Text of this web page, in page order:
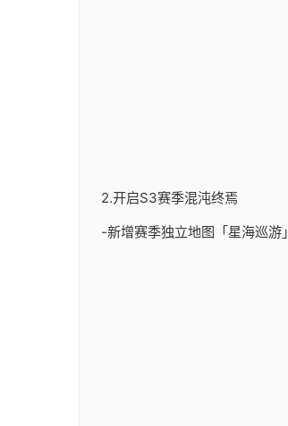
2.开启S3赛季混沌终焉
-新增赛季独立地图「星海巡游」